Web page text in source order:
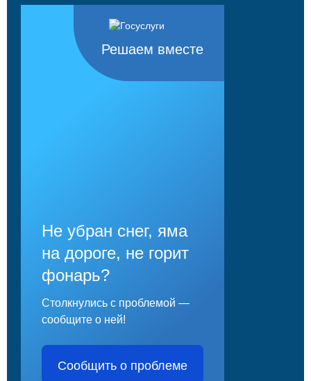
Решаем вместе
Не убран снег, яма
на дороге, не горит
фонарь?
Столкнулись с проблемой —
сообщите о ней!
Сообщить о проблеме